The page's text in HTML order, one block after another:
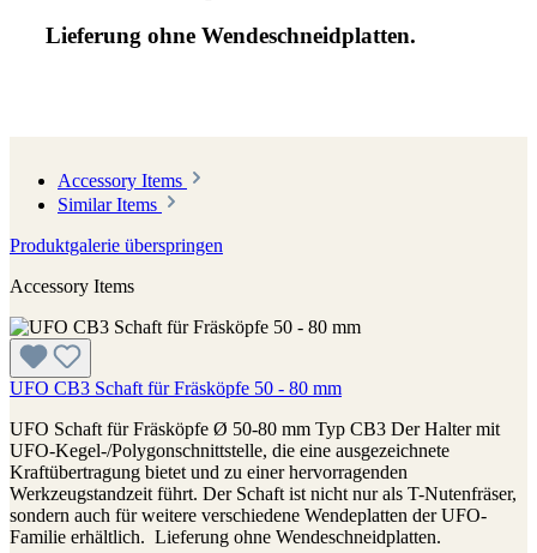
Lieferung ohne Wendeschneidplatten.
Accessory Items
Similar Items
Produktgalerie überspringen
Accessory Items
UFO CB3 Schaft für Fräsköpfe 50 - 80 mm
UFO Schaft für Fräsköpfe Ø 50-80 mm Typ CB3 Der Halter mit
UFO-Kegel-/Polygonschnittstelle, die eine ausgezeichnete
Kraftübertragung bietet und zu einer hervorragenden
Werkzeugstandzeit führt. Der Schaft ist nicht nur als T-Nutenfräser,
sondern auch für weitere verschiedene Wendeplatten der UFO-
Familie erhältlich. Lieferung ohne Wendeschneidplatten.